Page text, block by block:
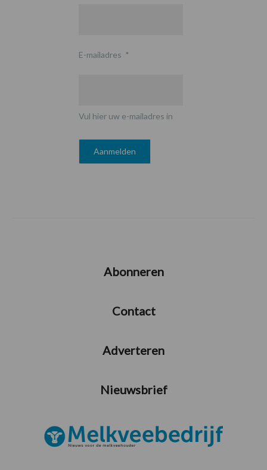
E-mailadres *
Vul hier uw e-mailadres in
Abonneren
Contact
Adverteren
Nieuwsbrief